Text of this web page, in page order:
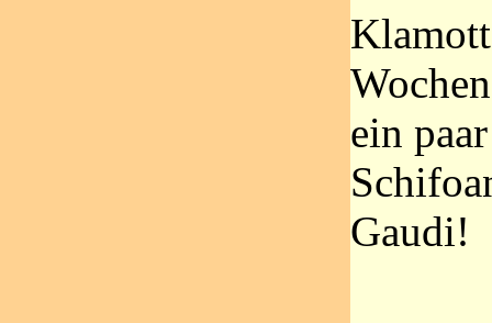
ein
Gaudi!